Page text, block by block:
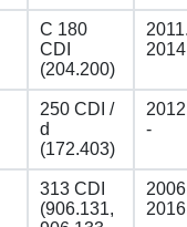
C 180
CDI
(204.200)
250 CDI /
d
(172.403)
-
313 CDI
(906.131,